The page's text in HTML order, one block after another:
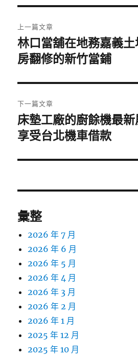
章
導
覽
上一篇文章
上
一
文
章:
林口當舖在地務嘉義
房翻修的新竹當鋪
下一篇文章
下
一
文
床墊工廠的廚餘機最
享受台北機車借款
彙整
2026 年 7 月
2026 年 6 月
2026 年 5 月
2026 年 4 月
2026 年 3 月
2026 年 2 月
2026 年 1 月
2025 年 12 月
2025 年 10 月